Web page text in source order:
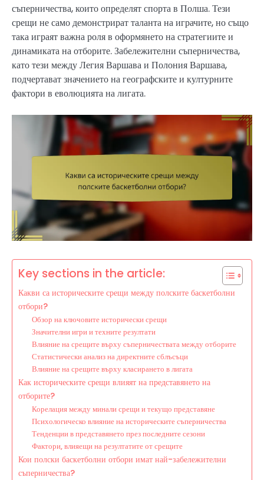
съперничества, които определят спорта в Полша. Тези
срещи не само демонстрират таланта на играчите, но също
така играят важна роля в оформянето на стратегиите и
динамиката на отборите. Забележителни съперничества,
като тези между Легия Варшава и Полония Варшава,
подчертават значението на географските и културните
фактори в еволюцията на лигата.
Key sections in the article:
Какви са историческите срещи между полските баскетболни
отбори?
Обзор на ключовите исторически срещи
Значителни игри и техните резултати
Влияние на срещите върху съперничествата между отборите
Статистически анализ на директните сблъсъци
Влияние на срещите върху класирането в лигата
Как историческите срещи влияят на представянето на
отборите?
Корелация между минали срещи и текущо представяне
Психологическо влияние на историческите съперничества
Тенденции в представянето през последните сезони
Фактори, влияещи на резултатите от срещите
Кои полски баскетболни отбори имат най-забележителни
съперничества?